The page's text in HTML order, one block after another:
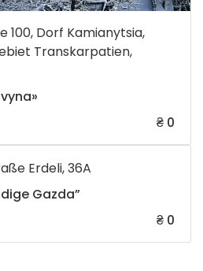
100, Dorf Kamianytsia,
Transkarpatien,
₴ 0
Erdeli, 36A
Gazda”
₴ 0